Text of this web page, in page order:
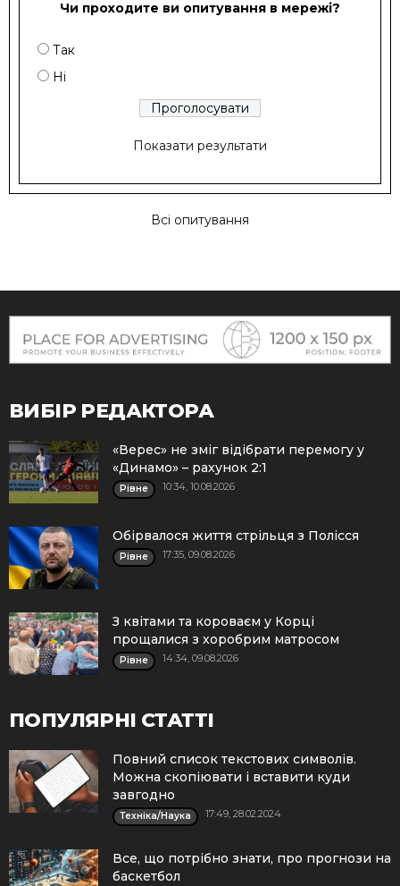
Чи проходите ви опитування в мережі?
Так
Ні
Показати результати
Всі опитування
ВИБІР РЕДАКТОРА
«Верес» не зміг відібрати перемогу у
«Динамо» – рахунок 2:1
Рівне 10:34, 10.08.2026
Обірвалося життя стрільця з Полісся
Рівне 17:35, 09.08.2026
З квітами та короваєм у Корці
прощалися з хоробрим матросом
Рівне 14:34, 09.08.2026
ПОПУЛЯРНІ СТАТТІ
Повний список текстових символів.
Можна скопіювати і вставити куди
завгодно
Техніка/Наука 17:49, 28.02.2024
Все, що потрібно знати, про прогнози на
баскетбол